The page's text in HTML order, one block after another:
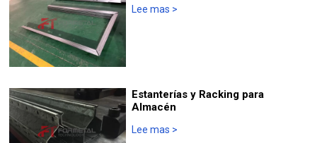
Lee mas >
Estanterías y Racking para
Almacén
Lee mas >